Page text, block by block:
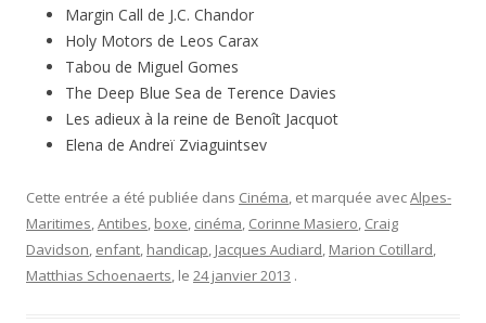
Margin Call de J.C. Chandor
Holy Motors de Leos Carax
Tabou de Miguel Gomes
The Deep Blue Sea de Terence Davies
Les adieux à la reine de Benoît Jacquot
Elena de Andreï Zviaguintsev
Cette entrée a été publiée dans Cinéma, et marquée avecAlpes-
Maritimes,Antibes, boxe, cinéma, Corinne Masiero, Craig
Davidson, enfant, handicap, Jacques Audiard, Marion Cotillard,
Matthias Schoenaerts, le 24 janvier 2013 .